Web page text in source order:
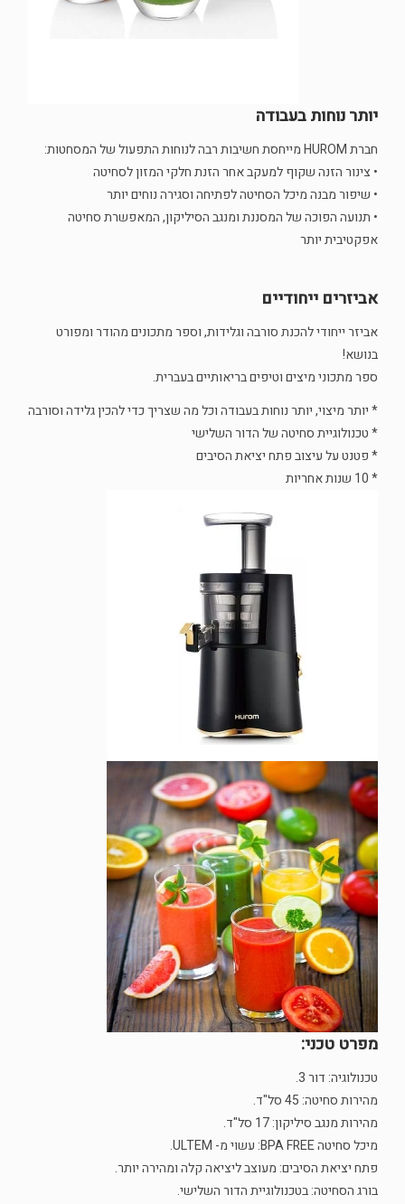
יותר נוחות בעבודה
חברת HUROM מייחסת חשיבות רבה לנוחות התפעול של המסחטות:
• צינור הזנה שקוף למעקב אחר הזנת חלקי המזון לסחיטה
• שיפור מבנה מיכל הסחיטה לפתיחה וסגירה נוחים יותר
• תנועה הפוכה של המסננת ומנגב הסיליקון, המאפשרת סחיטה
אפקטיבית יותר
אביזרים ייחודיים
אביזר ייחודי להכנת סורבה וגלידות, וספר מתכונים מהודר ומפורט
בנושא!
ספר מתכוני מיצים וטיפים בריאותיים בעברית.
* יותר מיצוי, יותר נוחות בעבודה וכל מה שצריך כדי להכין גלידה וסורבה
* טכנולוגיית סחיטה של הדור השלישי
* פטנט על עיצוב פתח יציאת הסיבים
* 10 שנות אחריות
מפרט טכני:
טכנולוגיה: דור 3.
מהירות סחיטה: 45 סל"ד.
מהירות מנגב סיליקון: 17 סל"ד.
מיכל סחיטה BPA FREE: עשוי מ- ULTEM.
פתח יציאת הסיבים: מעוצב ליציאה קלה ומהירה יותר.
בורג הסחיטה: בטכנולוגיית הדור השלישי.